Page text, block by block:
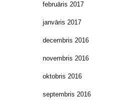
februāris 2017
janvāris 2017
decembris 2016
novembris 2016
oktobris 2016
septembris 2016